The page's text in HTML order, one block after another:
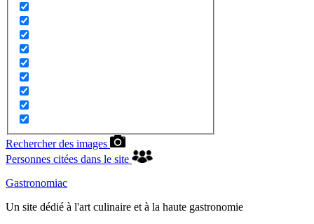
Rechercher des images
Personnes citées dans le site
Gastronomiac
Un site dédié à l'art culinaire et à la haute gastronomie